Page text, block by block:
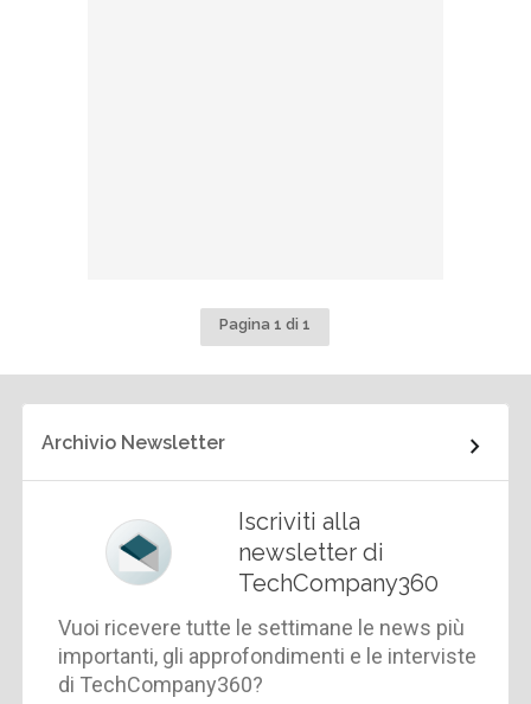
Pagina 1 di 1
Archivio Newsletter
Iscriviti alla
newsletter di
TechCompany360
Vuoi ricevere tutte le settimane le news più
importanti, gli approfondimenti e le interviste
di TechCompany360?